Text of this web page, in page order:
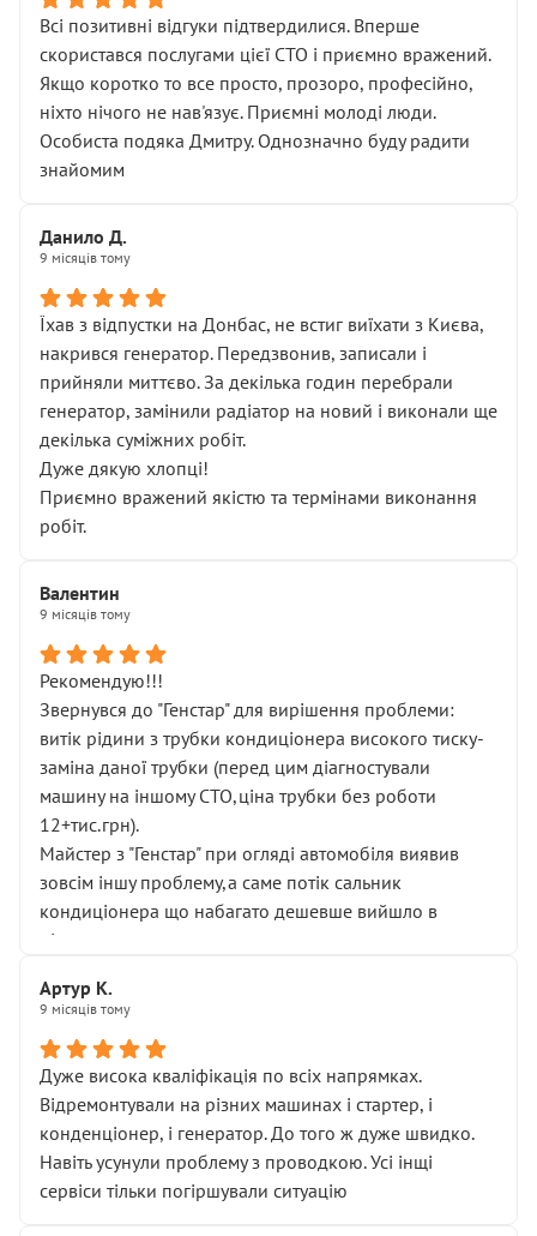
Всі позитивні відгуки підтвердилися. Вперше
скористався послугами цієї СТО і приємно вражений.
Якщо коротко то все просто, прозоро, професійно,
ніхто нічого не нав'язує. Приємні молоді люди.
Особиста подяка Дмитру. Однозначно буду радити
знайомим
Данило Д.
9 місяців тому
Їхав з відпустки на Донбас, не встиг виїхати з Києва,
накрився генератор. Передзвонив, записали і
прийняли миттєво. За декілька годин перебрали
генератор, замінили радіатор на новий і виконали ще
декілька суміжних робіт.
Дуже дякую хлопці!
Приємно вражений якістю та термінами виконання
робіт.
Валентин
9 місяців тому
Рекомендую!!!
Звернувся до "Генстар" для вирішення проблеми:
витік рідини з трубки кондиціонера високого тиску-
заміна даної трубки (перед цим діагностували
машину на іншому СТО,ціна трубки без роботи
12+тис.грн).
Майстер з "Генстар" при огляді автомобіля виявив
зовсім іншу проблему,а саме потік сальник
кондиціонера що набагато дешевше вийшло в
підсумку.
Артур К.
9 місяців тому
Дуже висока кваліфікація по всіх напрямках.
Відремонтували на різних машинах і стартер, і
конденціонер, і генератор. До того ж дуже швидко.
Навіть усунули проблему з проводкою. Усі інщі
сервіси тільки погіршували ситуацію